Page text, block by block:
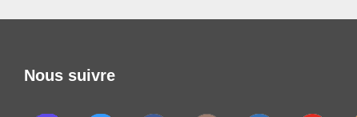
Nous suivre